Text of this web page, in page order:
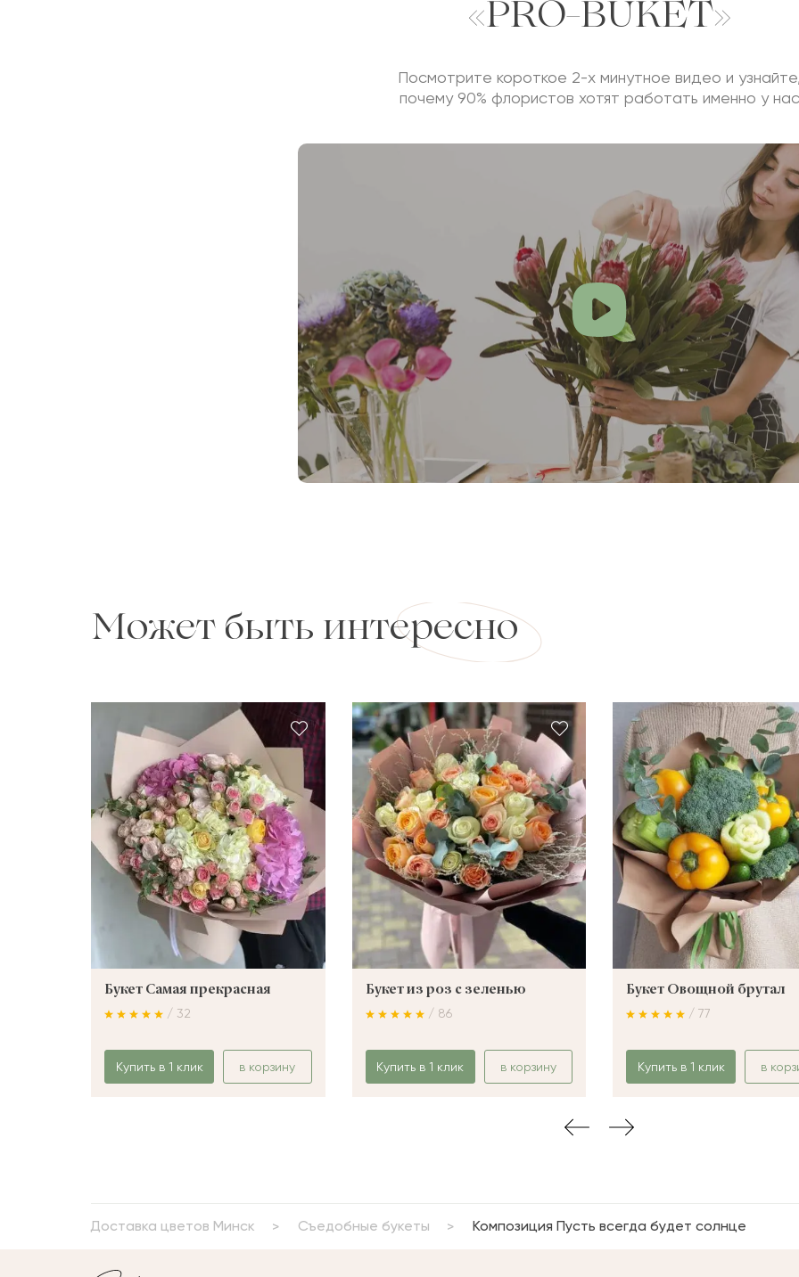
«PRO-BUKET»
Посмотрите короткое 2-х минутное видео и
почему 90% флористов хотят работать именно у нас
Может быть интересно
Букет Самая прекрасная
/ 32
Купить в 1 клик в корзину
Букет из роз с зеленью
/ 86
Купить в 1 клик в корзину
Букет Овощной брутал
/ 77
Купить в 1 клик в
Доставка цветов Минск Съедобные букеты Композиция Пусть всегда будет солнце